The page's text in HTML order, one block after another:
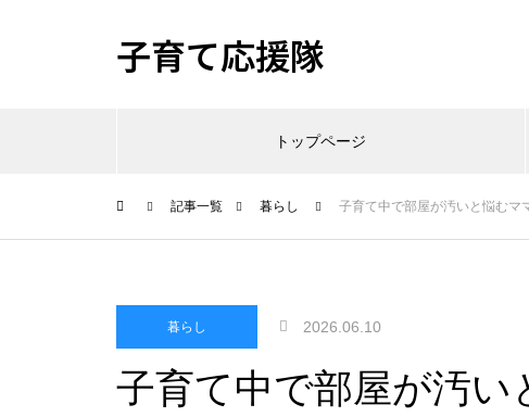
子育て応援隊
トップページ
記事一覧 暮らし 子育て中で部屋が汚いと悩むマ
暮らし 2026.06.10
子育て中で部屋が汚い